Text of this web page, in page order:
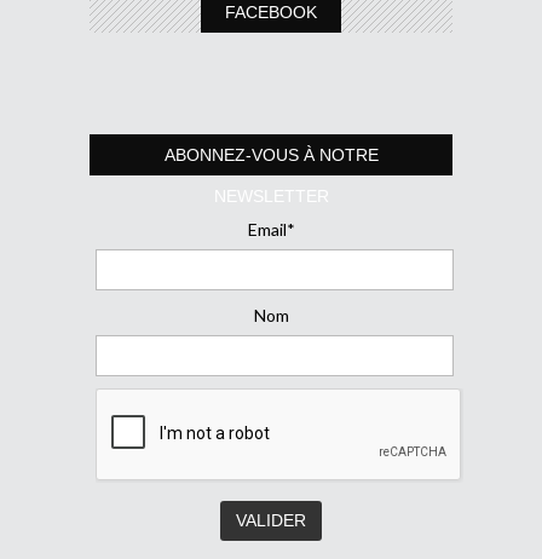
FACEBOOK
ABONNEZ-VOUS À NOTRE
NEWSLETTER
Email*
Nom